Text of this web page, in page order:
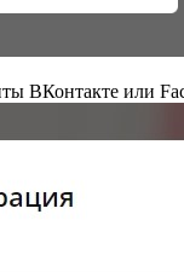
ВКонтакте или